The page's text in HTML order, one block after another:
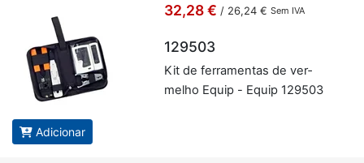
32,28 € / 26,24 € Sem IVA
129503
Kit de fer­ra­mentas de ver­
melho Equip - Equip 129503
Adicionar